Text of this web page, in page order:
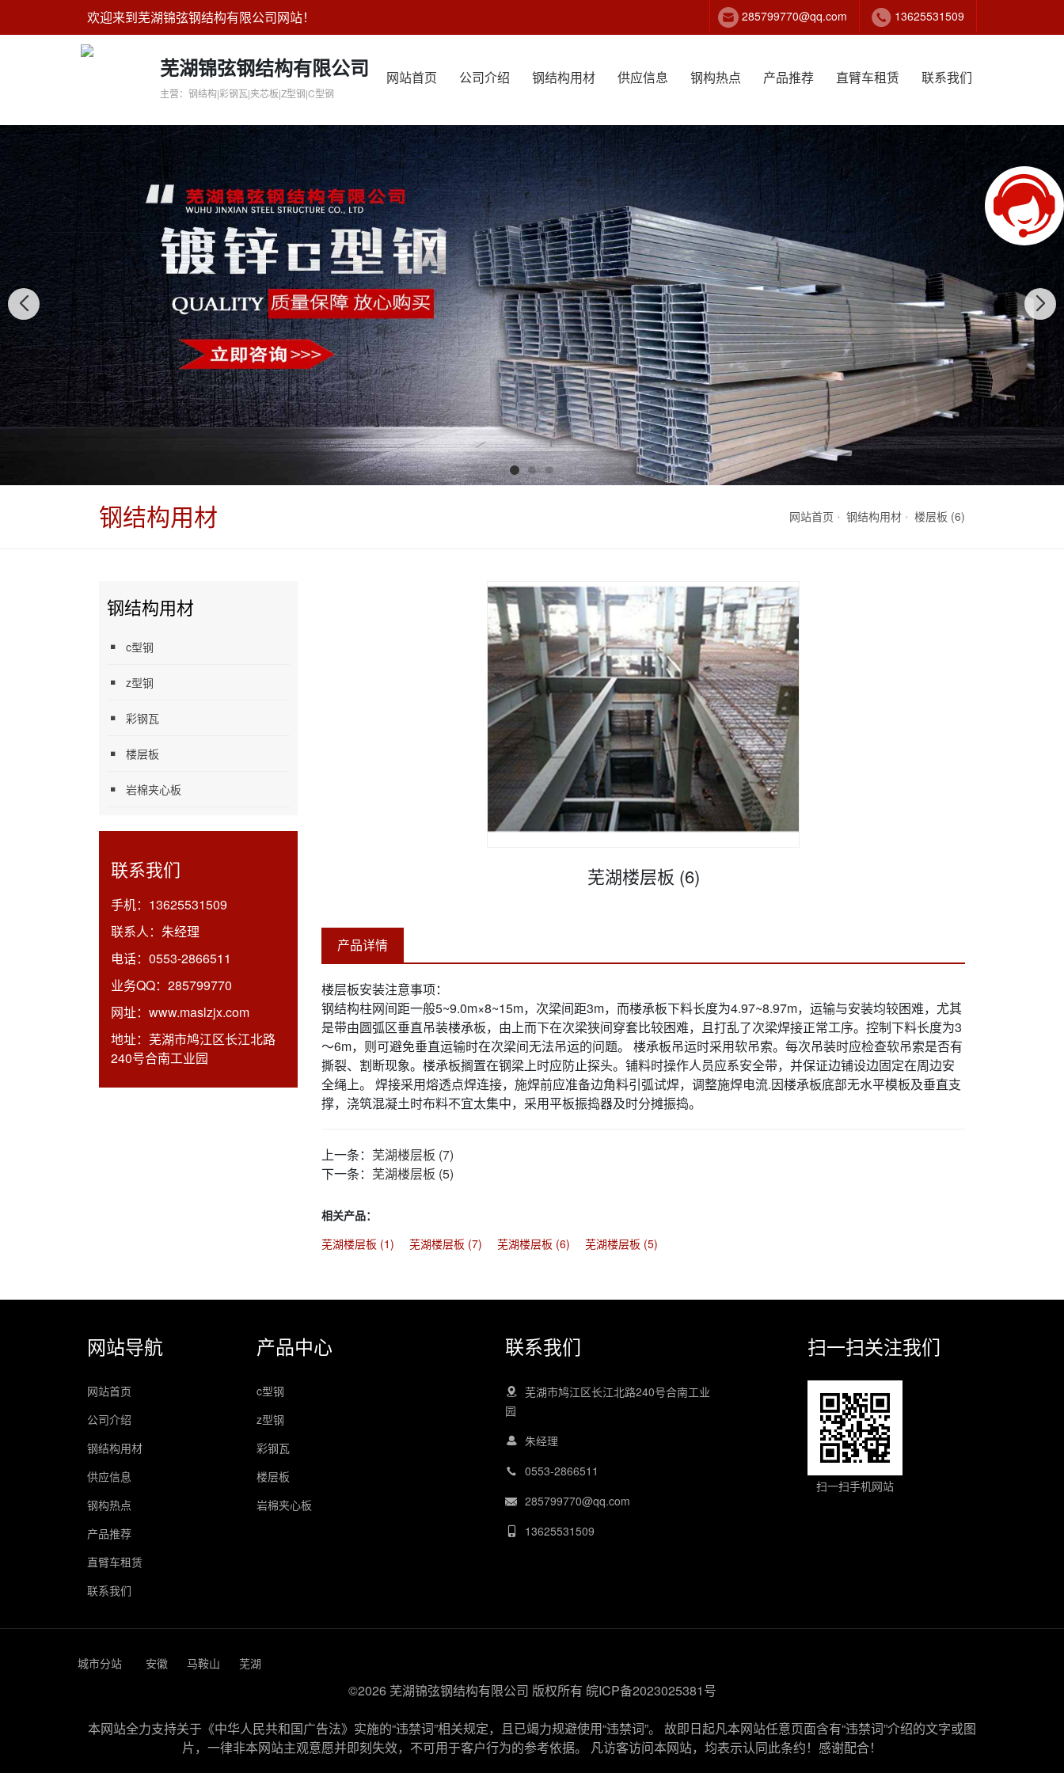
欢迎来到芜湖锦弦钢结构有限公司网站！ 285799770@qq.com 13625531509
芜湖锦弦钢结构有限公司
主营：钢结构|彩钢瓦|夹芯板|Z型钢|C型钢
网站首页 公司介绍 钢结构用材 供应信息 钢构热点 产品推荐 直臂车租赁 联系我们
钢结构用材 网站首页 钢结构用材 楼层板 (6)
钢结构用材
c型钢
z型钢
彩钢瓦
楼层板
岩棉夹心板
联系我们
手机： 13625531509
联系人： 朱经理
电话： 0553-2866511
业务QQ： 285799770
网址： www.maslzjx.com
地址： 芜湖市鸠江区长江北路
240号合南工业园
芜湖楼层板 (6)
产品详情
楼层板安装注意事项：
钢结构柱网间距一般5~9.0m×8~15m，次梁间距3m，而楼承板下料长度为4.97~8.97m，运输与安装均较困难，尤其
是带由圆弧区垂直吊装楼承板，由上而下在次梁狭间穿套比较困难，且打乱了次梁焊接正常工序。控制下料长度为3
～6m，则可避免垂直运输时在次梁间无法吊运的问题。 楼承板吊运时采用软吊索。每次吊装时应检查软吊索是否有
撕裂、割断现象。楼承板搁置在钢梁上时应防止探头。铺料时操作人员应系安全带，并保证边铺设边固定在周边安
全绳上。 焊接采用熔透点焊连接，施焊前应准备边角料引弧试焊，调整施焊电流.因楼承板底部无水平模板及垂直支
撑，浇筑混凝土时布料不宜太集中，采用平板振捣器及时分摊振捣。
上一条： 芜湖楼层板 (7)
下一条： 芜湖楼层板 (5)
相关产品：
芜湖楼层板 (1)
芜湖楼层板 (7) 芜湖楼层板 (6) 芜湖楼层板 (5)
网站导航
网站首页
公司介绍
钢结构用材
供应信息
钢构热点
产品推荐
直臂车租赁
联系我们
产品中心
c型钢
z型钢
彩钢瓦
楼层板
岩棉夹心板
联系我们
芜湖市鸠江区长江北路240号合南工业
园
朱经理
0553-2866511
285799770@qq.com
13625531509
扫一扫关注我们
扫一扫手机网站
城市分站 安徽 马鞍山 芜湖
©2026 芜湖锦弦钢结构有限公司 版权所有 皖ICP备2023025381号
本网站全力支持关于《中华人民共和国广告法》实施的“违禁词”相关规定，且已竭力规避使用“违禁词”。 故即日起凡本网站任意页面含有“违禁词”介绍的文字或图
片，一律非本网站主观意愿并即刻失效，不可用于客户行为的参考依据。 凡访客访问本网站，均表示认同此条约！感谢配合！